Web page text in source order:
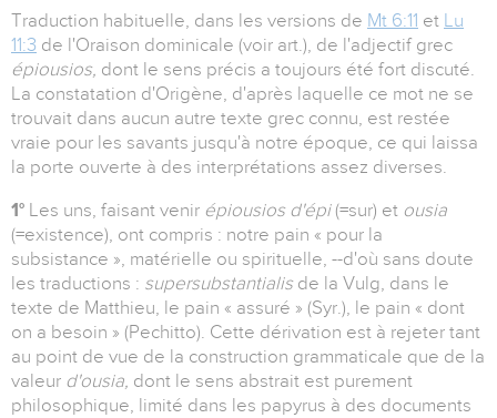
Traduction habituelle, dans les versions de Mt 6:11 et Lu
11:3 de l'Oraison dominicale (voir art.), de l'adjectif grec
épiousios, dont le sens précis a toujours été fort discuté.
La constatation d'Origène, d'après laquelle ce mot ne se
trouvait dans aucun autre texte grec connu, est restée
vraie pour les savants jusqu'à notre époque, ce qui laissa
la porte ouverte à des interprétations assez diverses.
1° Les uns, faisant venir épiousios d'épi(=sur) et ousia
(=existence), ont compris : notre pain « pour la
subsistance », matérielle ou spirituelle, --d'où sans doute
les traductions : supersubstantialis de la Vulg, dans le
texte de Matthieu, le pain « assuré » (Syr.), le pain « dont
on a besoin » (Pechitto). Cette dérivation est à rejeter tant
au point de vue de la construction grammaticale que de la
valeur d'ousia, dont le sens abstrait est purement
philosophique, limité dans les papyrus à des documents